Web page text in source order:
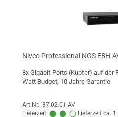
Niveo Professional NGS E8H-
8x Gigabit-Ports (Kupfer) auf der
Watt Budget, 10 Jahre Garantie
Art.Nr.: 37.02.01-AV
Lieferzeit:
Lieferzeit ca.